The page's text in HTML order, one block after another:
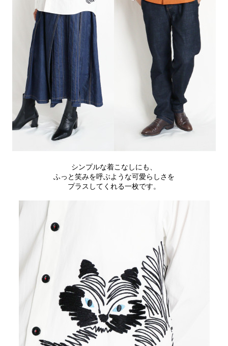
シンプルな着こなしにも、
ふっと笑みを呼ぶような可愛らしさを
プラスしてくれる一枚です。